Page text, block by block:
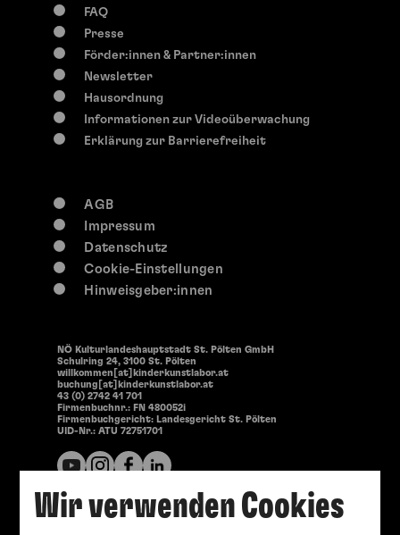
Wir verwenden Cookies
FAQ
Presse
Förder:innen & Partner:innen
Newsletter
Hausordnung
Informationen zur Videoüberwachung
Erklärung zur Barrierefreiheit
NÖ Kulturlandeshauptstadt St. Pölten GmbH
Schulring 24, 3100 St. Pölten
willkommen[at]kinderkunstlabor.at
buchung[at]kinderkunstlabor.at
43 (0) 2742 41 701
Firmenbuchnr.: FN 480052i
Firmenbuchgericht: Landesgericht St. Pölten
UID-Nr.: ATU 72751701
AGB
Impressum
Datenschutz
Cookie-Einstellungen
Hinweisgeber:innen